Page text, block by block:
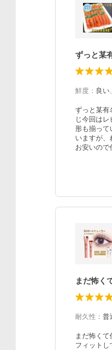
ずっと某
鮮度 ： 良い
ずっと某有
じ今回は
形も揃って
いますが、
お安いので
まだ怖く
耐久性 ： 普
まだ怖く
フィットし